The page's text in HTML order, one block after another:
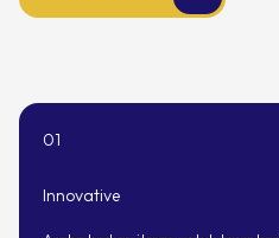
01
Innovative